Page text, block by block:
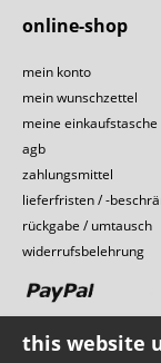
online-shop
mein konto
mein wunschzettel
meine einkaufstasche
agb
zahlungsmittel
lieferfristen / -
rückgabe / umtausch
widerrufsbelehrung
this website